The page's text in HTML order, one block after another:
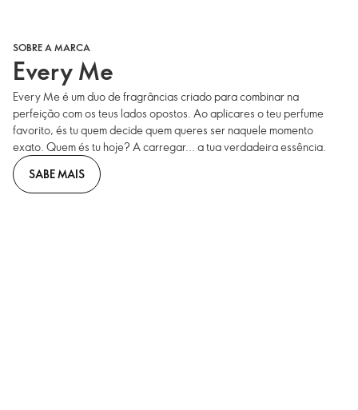
SOBRE A MARCA
Every Me
Every Me é um duo de fragrâncias criado para combinar na
perfeição com os teus lados opostos. Ao aplicares o teu perfume
favorito, és tu quem decide quem queres ser naquele momento
exato. Quem és tu hoje? A carregar... a tua verdadeira essência.
SABE MAIS